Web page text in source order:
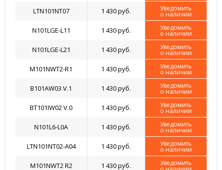
LTN101NT07 1 430 руб. Уведомить
о наличии
N101LGE-L11 1 430 руб. Уведомить
о наличии
N101LGE-L21 1 430 руб. Уведомить
о наличии
M101NWT2-R1 1 430 руб. Уведомить
о наличии
B101AW03 V.1 1 430 руб. Уведомить
о наличии
BT101IW02 V.0 1 430 руб. Уведомить
о наличии
N101L6-L0A 1 430 руб. Уведомить
о наличии
LTN101NT02-A04 1 430 руб. Уведомить
о наличии
M101NWT2 R2 1 430 руб. Уведомить